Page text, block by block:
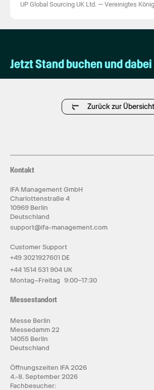
UP Global Sourcing UK Ltd. — Vereinigtes
Jetzt Stand buchen und
Zurück zur Übersicht
Kontakt
IFA Management GmbH
Charlottenstraße 4
10969 Berlin
Deutschland
support@ifa-management.com
Customer Support
+49 3021927601 DE
+44 1514 531 904 UK
Montag–Freitag 9:00–17:30
Messestandort
Messe Berlin
Messedamm 22
14055 Berlin
Deutschland
Öffnungszeiten IFA 2026
4.-8. September 2026
Fachbesucher: